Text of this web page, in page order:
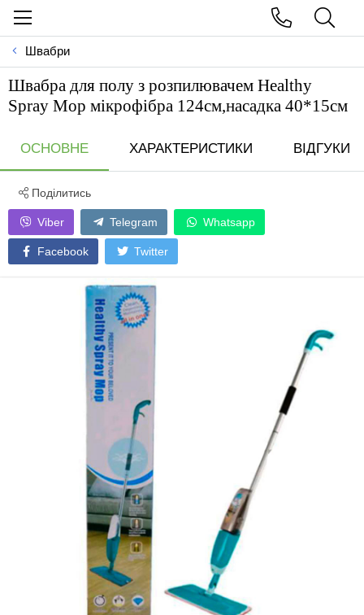
Швабри
Швабра для полу з розпилювачем Healthy
Spray Mop мiкрофiбра 124см,насадка 40*15см
ОСНОВНЕ ХАРАКТЕРИСТИКИ ВІДГУКИ
Поділитись
Viber Telegram Whatsapp
Facebook Twitter